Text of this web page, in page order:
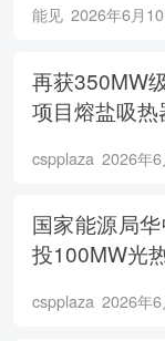
能见 2026年6月
再获350MW
项目熔盐吸热
cspplaza 2026年6
国家能源局
投100MW光
cspplaza 2026年6